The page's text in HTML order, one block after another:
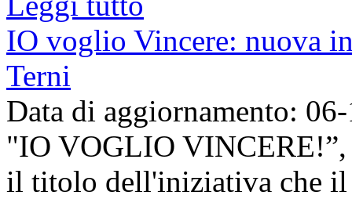
IO voglio Vincere: nuova
Terni
Data di aggiornamento:
"IO VOGLIO VINCERE!”,
il titolo dell'iniziativa che il